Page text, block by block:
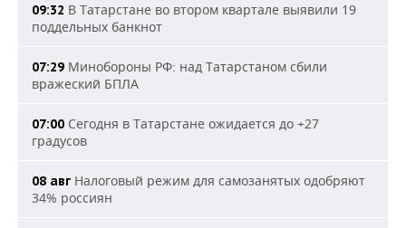
09:32 В Татарстане во втором квартале выявили 19
поддельных банкнот
07:29 Минобороны РФ: над Татарстаном сбили
вражеский БПЛА
07:00 Сегодня в Татарстане ожидается до +27
градусов
08 авг Налоговый режим для самозанятых одобряют
34% россиян